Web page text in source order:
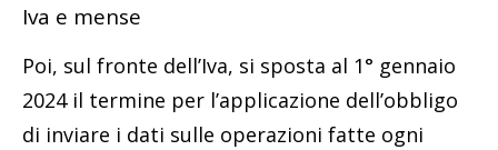
Iva e mense
Poi, sul fronte dell’Iva, si sposta al 1° gennaio
2024 il termine per l’applicazione dell’obbligo
di inviare i dati sulle operazioni fatte ogni